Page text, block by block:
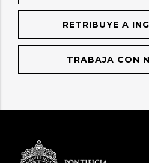
RETRIBUYE A
TRABAJA CON